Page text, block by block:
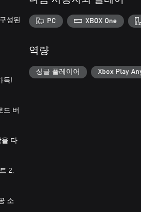
성된
득!
드 버
다
2,
소
PC XBOX One
역량
싱글 플레이어 Xbox Play